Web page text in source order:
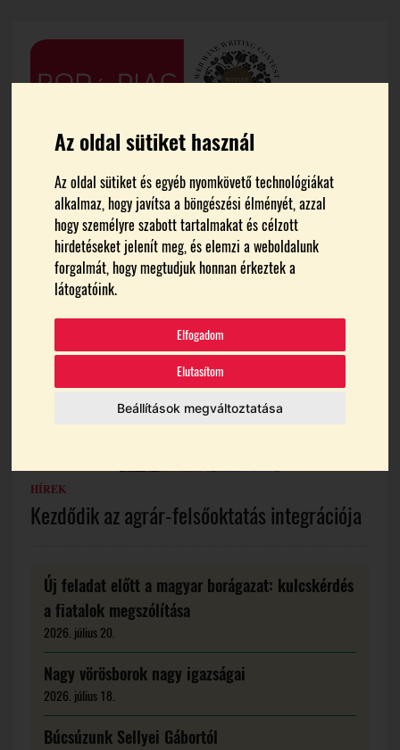
Az oldal sütiket használ
Az oldal sütiket és egyéb nyomkövető technológiákat
alkalmaz, hogy javítsa a böngészési élményét, azzal
hogy személyre szabott tartalmakat és célzott
hirdetéseket jelenít meg, és elemzi a weboldalunk
forgalmát, hogy megtudjuk honnan érkeztek a
látogatóink.
Elfogadom
Elutasítom
Beállítások megváltoztatása
FŐOLDAL AGRÁRKÉPZÉS
agrárképzés
HÍREK
Kezdődik az agrár-felsőoktatás integrációja
Új feladat előtt a magyar borágazat: kulcskérdés
a fiatalok megszólítása
2026. július 20.
Nagy vörösborok nagy igazságai
2026. július 18.
Búcsúzunk Sellyei Gábortól